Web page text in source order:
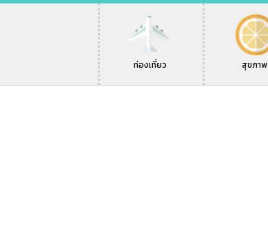
ท่องเที่ยว สุขภาพ